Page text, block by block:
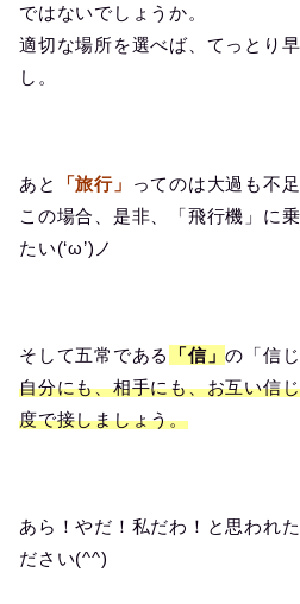
ではないでしょうか。
適切な場所を選べば、てっとり
し。
あと 「旅行」
ってのは大過も不
この場合、是非、「飛行機」に
たい(‘ω’)ノ
そして五常である 「信」の「信
自分にも、相手にも、お互い信
度で接しましょう。
あら！やだ！私だわ！と思われ
ださい(^^)